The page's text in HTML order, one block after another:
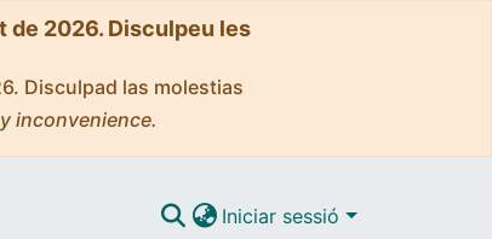
de 2026. Disculpeu les
Disculpad las molestias
inconvenience.
Iniciar sessió